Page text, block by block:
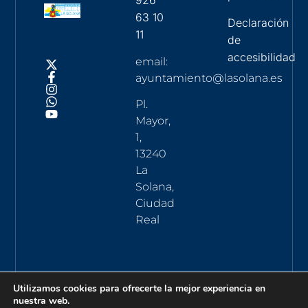
63 10
11
email:
ayuntamiento@lasolana.es
Pl.
Mayor,
1,
13240
La
Solana,
Ciudad
Real
Declaración
de
accesibilidad
Utilizamos cookies para ofrecerte la mejor experiencia en
nuestra web.